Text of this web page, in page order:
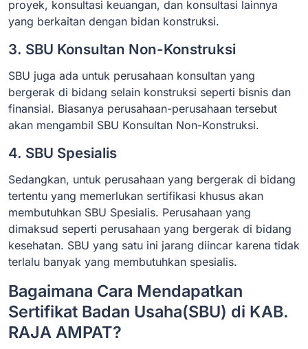
proyek, konsultasi keuangan, dan konsultasi lainnya
yang berkaitan dengan bidan konstruksi.
3. SBU Konsultan Non-Konstruksi
SBU juga ada untuk perusahaan konsultan yang
bergerak di bidang selain konstruksi seperti bisnis dan
finansial. Biasanya perusahaan-perusahaan tersebut
akan mengambil SBU Konsultan Non-Konstruksi.
4. SBU Spesialis
Sedangkan, untuk perusahaan yang bergerak di bidang
tertentu yang memerlukan sertifikasi khusus akan
membutuhkan SBU Spesialis. Perusahaan yang
dimaksud seperti perusahaan yang bergerak di bidang
kesehatan. SBU yang satu ini jarang diincar karena tidak
terlalu banyak yang membutuhkan spesialis.
Bagaimana Cara Mendapatkan
Sertifikat Badan Usaha(SBU) di KAB.
RAJA AMPAT?